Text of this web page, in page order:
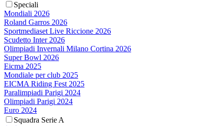
Speciali
Mondiali 2026
Roland Garros 2026
Sportmediaset Live Riccione 2026
Scudetto Inter 2026
Olimpiadi Invernali Milano Cortina 2026
Super Bowl 2026
Eicma 2025
Mondiale per club 2025
EICMA Riding Fest 2025
Paralimpiadi Parigi 2024
Olimpiadi Parigi 2024
Euro 2024
Squadra Serie A